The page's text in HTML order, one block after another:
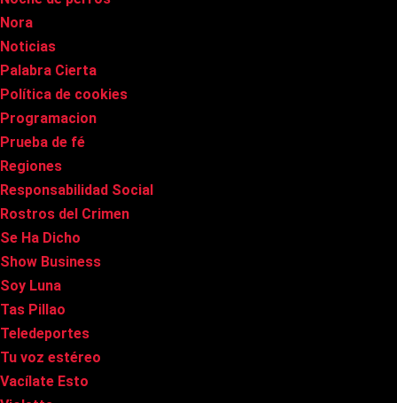
Nora
Noticias
Palabra Cierta
Política de cookies
Programacion
Prueba de fé
Regiones
Responsabilidad Social
Rostros del Crimen
Se Ha Dicho
Show Business
Soy Luna
Tas Pillao
Teledeportes
Tu voz estéreo
Vacílate Esto